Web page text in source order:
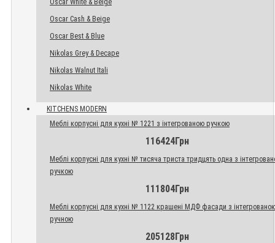
Oscar White & Beige
Oscar Cash & Beige
Oscar Best & Blue
Nikolas Grey & Decape
Nikolas Walnut Itali
Nikolas White
KITCHENS MODERN
Меблі корпусні для кухні № 1221 з інтегрованою ручкою
116424Грн
Меблі корпусні для кухні № тисяча триста тридцять одна з
ручкою
111804Грн
Меблі корпусні для кухні № 1122 крашені МДФ фасади з
ручною
205128Грн